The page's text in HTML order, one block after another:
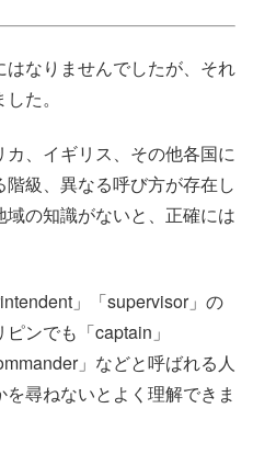
なりませんでしたが、それ
た。
、イギリス、その他各国に
級、異なる呼び方が存在し
の知識がないと、正確には
」「supervisor」の
ンでも「captain」
」などと呼ばれる人
尋ねないとよく理解できま